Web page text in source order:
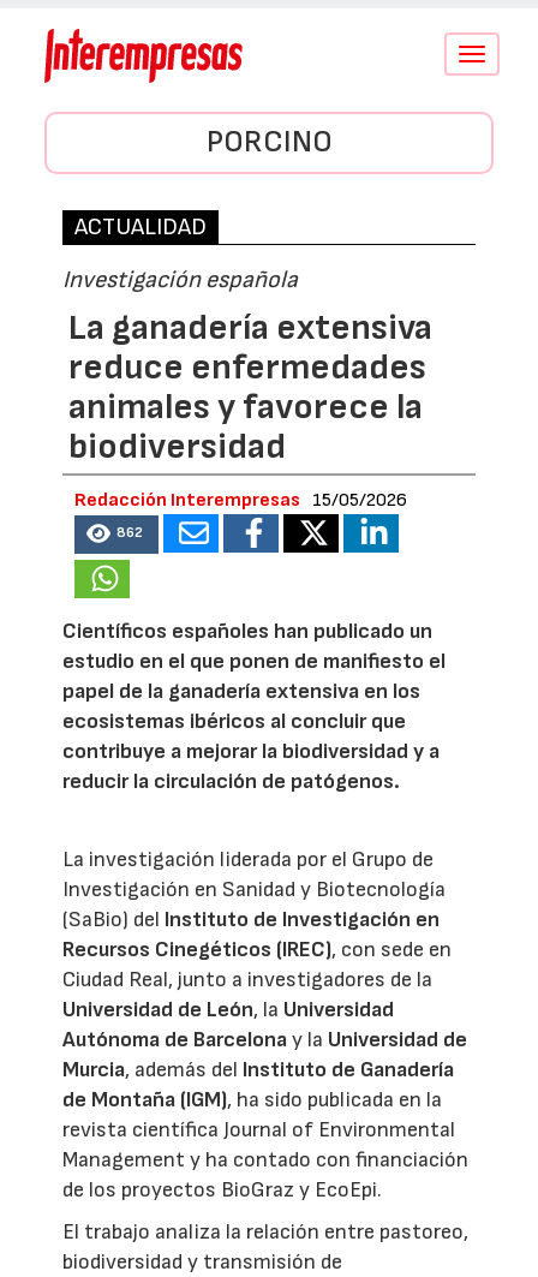
Conmutar
PORCINO
ACTUALIDAD
Investigación española
La ganadería extensiva
reduce enfermedades
animales y favorece la
biodiversidad
Redacción Interempresas 15/05/2026
862
Científicos españoles han publicado un
estudio en el que ponen de manifiesto el
papel de la ganadería extensiva en los
ecosistemas ibéricos al concluir que
contribuye a mejorar la biodiversidad y a
reducir la circulación de patógenos.
La investigación liderada por el Grupo de
Investigación en Sanidad y Biotecnología
(SaBio) del Instituto de Investigación en
Recursos Cinegéticos (IREC), con sede en
Ciudad Real, junto a investigadores de la
Universidad de León, la Universidad
Autónoma de Barcelonay la Universidad de
Murcia, además del Instituto de Ganadería
de Montaña (IGM), ha sido publicada en la
revista científica Journal of Environmental
Management y ha contado con financiación
de los proyectos BioGraz y EcoEpi.
El trabajo analiza la relación entre pastoreo,
biodiversidad y transmisión de